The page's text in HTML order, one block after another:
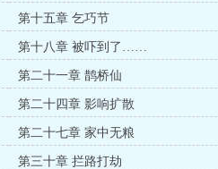
第十五章 乞巧节
第十八章 被吓到了……
第二十一章 鹊桥仙
第二十四章 影响扩散
第二十七章 家中无粮
第三十章 拦路打劫